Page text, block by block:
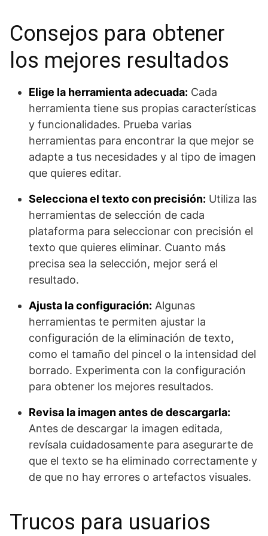
Consejos para obtener
los mejores resultados
Elige la herramienta adecuada: Cada
herramienta tiene sus propias características
y funcionalidades. Prueba varias
herramientas para encontrar la que mejor se
adapte a tus necesidades y al tipo de imagen
que quieres editar.
Selecciona el texto con precisión: Utiliza las
herramientas de selección de cada
plataforma para seleccionar con precisión el
texto que quieres eliminar. Cuanto más
precisa sea la selección, mejor será el
resultado.
Ajusta la configuración: Algunas
herramientas te permiten ajustar la
configuración de la eliminación de texto,
como el tamaño del pincel o la intensidad del
borrado. Experimenta con la configuración
para obtener los mejores resultados.
Revisa la imagen antes de descargarla:
Antes de descargar la imagen editada,
revísala cuidadosamente para asegurarte de
que el texto se ha eliminado correctamente y
de que no hay errores o artefactos visuales.
Trucos para usuarios